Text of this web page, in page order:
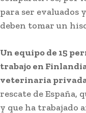
para ser evaluados
deben tomar un
Un equipo de 15
trabajo en
veterinaria
rescate de España,
y que ha trabajado